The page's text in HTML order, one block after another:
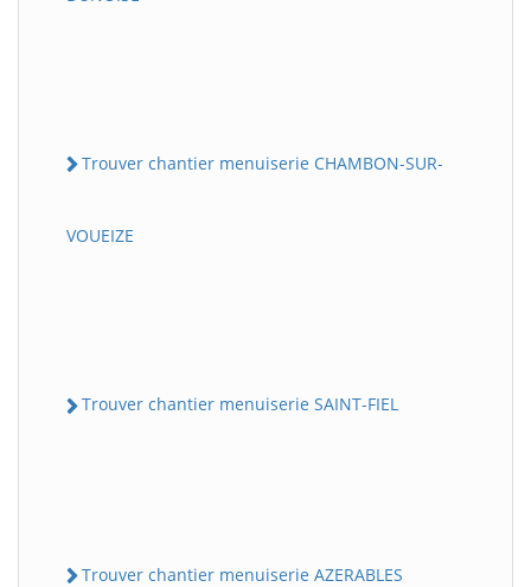
Trouver chantier menuiserie CHAMBON-SUR-
VOUEIZE
Trouver chantier menuiserie SAINT-FIEL
Trouver chantier menuiserie AZERABLES